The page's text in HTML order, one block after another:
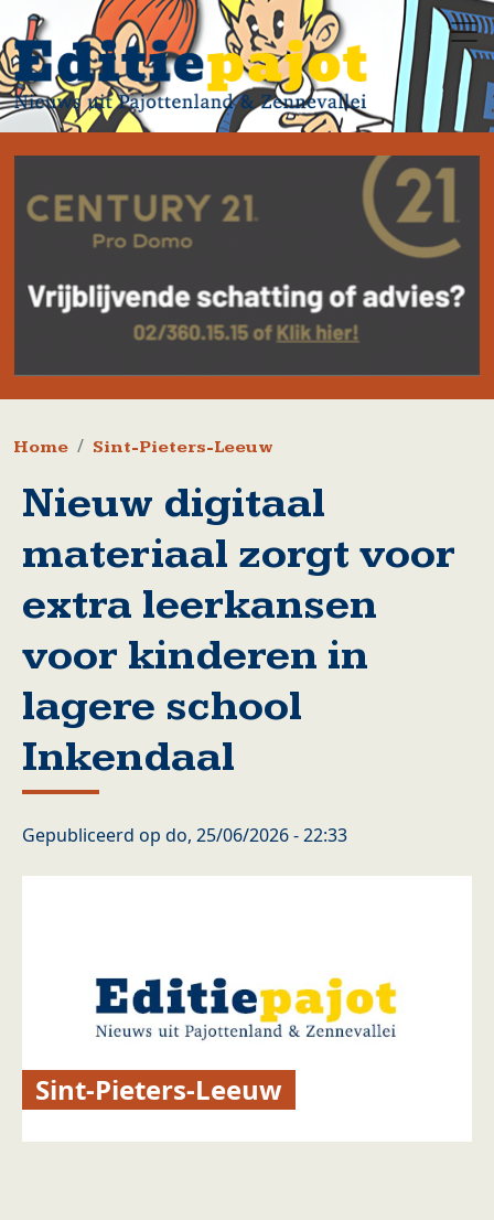
Overslaan en naar de inhoud gaan
Kruimelpad
Home Sint-Pieters-Leeuw
Nieuw digitaal
materiaal zorgt voor
extra leerkansen
voor kinderen in
lagere school
Inkendaal
Gepubliceerd op do, 25/06/2026 - 22:33
Sint-Pieters-Leeuw